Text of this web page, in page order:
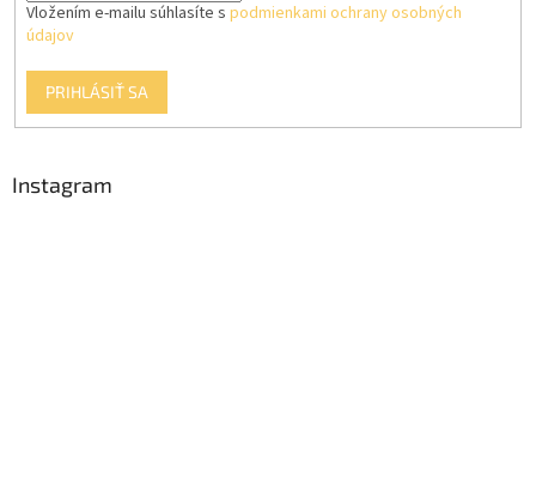
Vložením e-mailu súhlasíte s podmienkami ochrany osobných
údajov
PRIHLÁSIŤ SA
Instagram